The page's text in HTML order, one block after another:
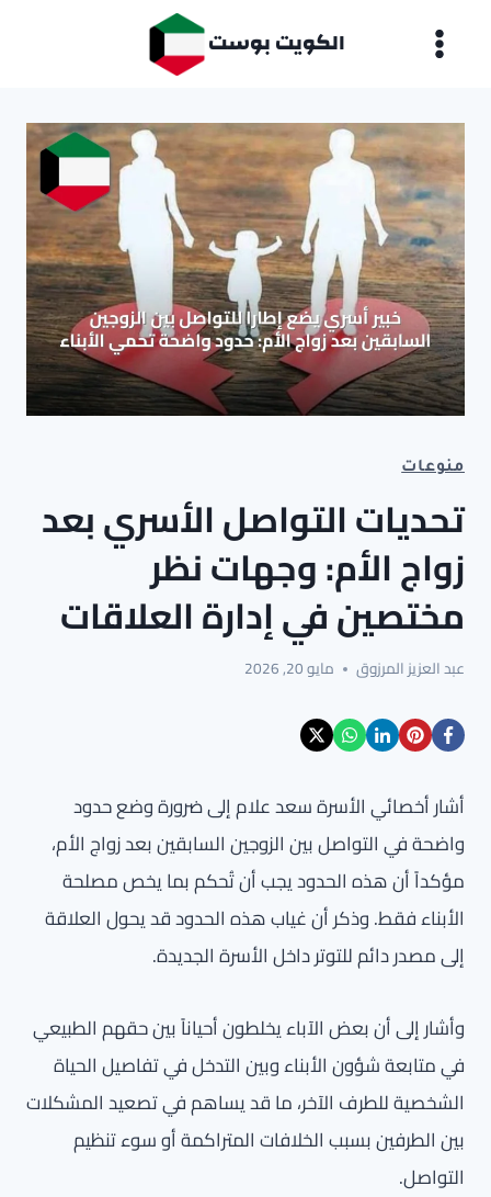
الكويت بوست
منوعات
تحديات التواصل الأسري بعد
زواج الأم: وجهات نظر
مختصين في إدارة العلاقات
عبد العزيز المرزوق مايو 20, 2026
أشار أخصائي الأسرة سعد علام إلى ضرورة وضع حدود
واضحة في التواصل بين الزوجين السابقين بعد زواج الأم،
مؤكداً أن هذه الحدود يجب أن تُحكم بما يخص مصلحة
الأبناء فقط. وذكر أن غياب هذه الحدود قد يحول العلاقة
إلى مصدر دائم للتوتر داخل الأسرة الجديدة.
وأشار إلى أن بعض الآباء يخلطون أحياناً بين حقهم الطبيعي
في متابعة شؤون الأبناء وبين التدخل في تفاصيل الحياة
الشخصية للطرف الآخر، ما قد يساهم في تصعيد المشكلات
بين الطرفين بسبب الخلافات المتراكمة أو سوء تنظيم
التواصل.